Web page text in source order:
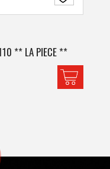
** LA PIECE **